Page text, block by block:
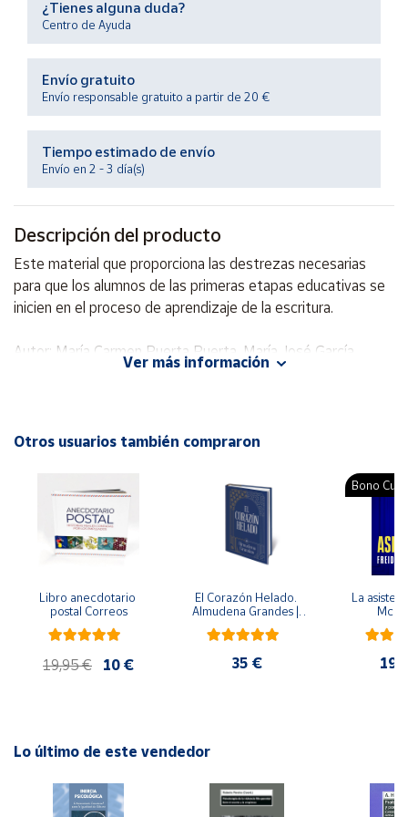
Productos
Solidarios
Ayuda
Centro
de ayuda
Contacto
Vendedores
Mapa de
vendedores
vendedor
Cuenta
Península
Baleares
¿Tienes alguna duda?
Centro de Ayuda
Envío gratuito
Envío responsable gratuito a partir de 20 €
Tiempo estimado de envío
Envío en 2 - 3 día(s)
Descripción del producto
Este material que proporciona las destrezas necesarias
para que los alumnos de las primeras etapas educativas se
inicien en el proceso de aprendizaje de la escritura.
Autor: María Carmen Puerta Puerta, María José García
Idioma: Español
Ver más información
Otros usuarios también compraron
Libro anecdotario
postal Correos
19,95 € 10 €
El Corazón Helado.
Almudena Grandes |
Edición especial de
lujo | Libro con sello y
35 €
Bono
La
Lo último de este vendedor